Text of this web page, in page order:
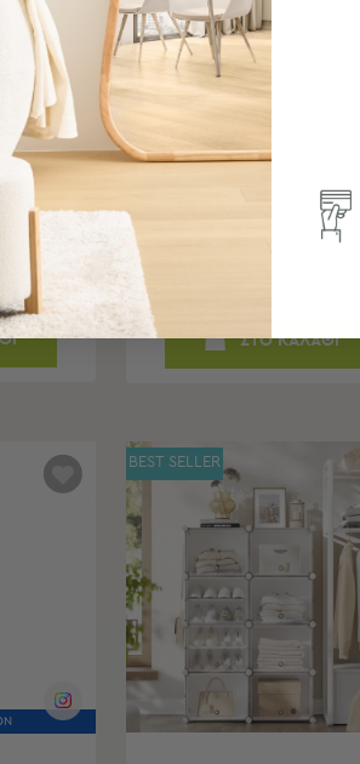
Estia Save The Aegean
Spotted Prowl
ΣΕ ΑΠΟΘΕΜΑ
Αποστολή σε 6 ημέρες
ΣΤΟ ΚΑΛΑΘΙ
BEST SELLER